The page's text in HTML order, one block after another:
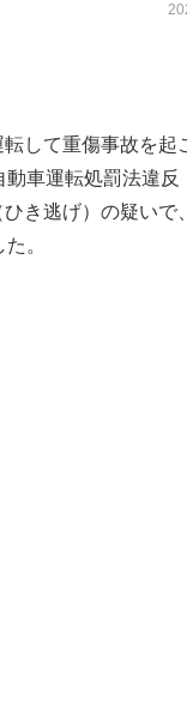
戸田市
して重傷事故を起
動車運転処罰法違反
き逃げ）の疑いで
。